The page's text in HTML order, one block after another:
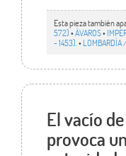
Esta pieza también
572)•ÁVAROS•
- 1453). • LOMBARDÍA
El vacío
provoca